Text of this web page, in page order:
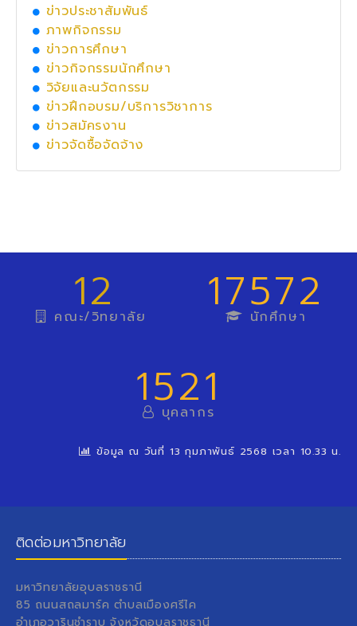
ข่าวประชาสัมพันธ์
ภาพกิจกรรม
ข่าวการศึกษา
ข่าวกิจกรรมนักศึกษา
วิจัยและนวัตกรรม
ข่าวฝึกอบรม/บริการวิชาการ
ข่าวสมัครงาน
ข่าวจัดซื้อจัดจ้าง
12
คณะ/วิทยาลัย 17572
นักศึกษา
1521
บุคลากร
ข้อมูล ณ วันที่ 13 กุมภาพันธ์ 2568 เวลา 10.33 น.
ติดต่อมหาวิทยาลัย
มหาวิทยาลัยอุบลราชธานี
85 ถนนสถลมาร์ค ตำบลเมืองศรีไค
อำเภอวารินชำราบ จังหวัดอุบลราชธานี